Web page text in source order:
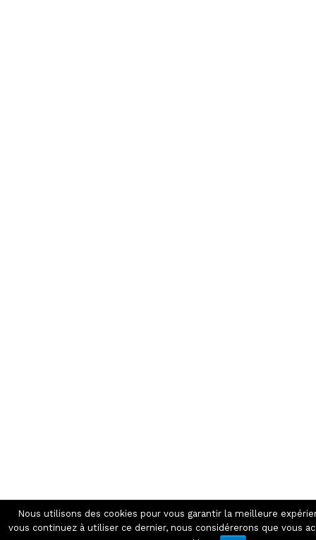
Nous utilisons des cookies pour vous garantir la meilleure
vous continuez à utiliser ce dernier, nous considérerons que vous